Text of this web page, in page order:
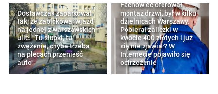
Dostawczak zaparkował
tak, że zablokował wjazd
na jednej z warszawskich
ulic. "Tu słupki, tu
zwężenie, chyba trzeba
na plecach przenieść
auto"
Fachowiec oferował
montaż drzwi, był w kilku
dzielnicach Warszawy.
Pobierał zaliczki w
kwocie 400 złotych i już
się nie zjawiał? W
Internecie pojawiło się
ostrzeżenie